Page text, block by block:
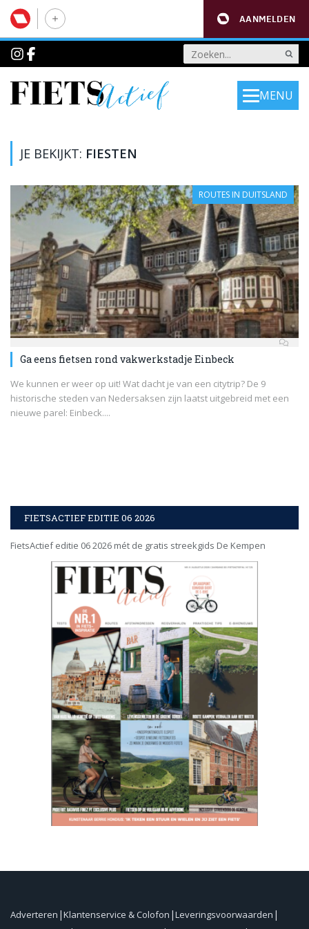
AANMELDEN
MENU
JE BEKIJKT: FIESTEN
ROUTES IN DUITSLAND
Ga eens fietsen rond vakwerkstadje Einbeck
We kunnen er weer op uit! Wat dacht je van een citytrip? De 9
historische steden van Nedersaksen zijn laatst uitgebreid met een
nieuwe parel: Einbeck....
FIETSACTIEF EDITIE 06 2026
FietsActief editie 06 2026 mét de gratis streekgids De Kempen
Adverteren Klantenservice & Colofon Leveringsvoorwaarden